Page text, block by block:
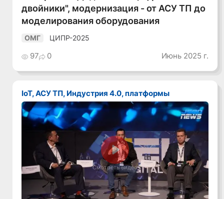
двойники", модернизация - от АСУ ТП до
моделирования оборудования
ОМГ ЦИПР-2025
97 0 Июнь 2025 г.
IoT, АСУ ТП, Индустрия 4.0, платформы
Смотреть видео